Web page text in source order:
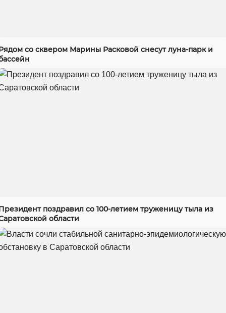
со сквером Марины Расковой снесут луна-парк и
поздравил со 100-летием труженицу тыла из
области